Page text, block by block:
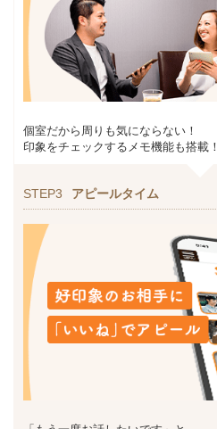
個室だから周りも気にならない！
印象をチェックするメモ機能も搭載！
STEP3 アピールタイム